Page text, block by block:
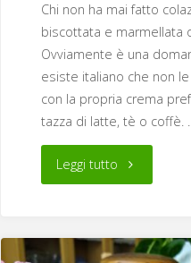
Chi non ha mai fatto
biscottata e marmellata
Ovviamente è una
esiste italiano che non
con la propria crema
tazza di latte, tè o coffè.
Leggi tutto"Fette
al